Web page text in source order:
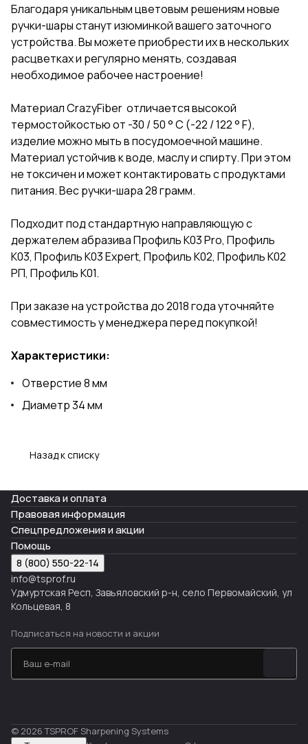
Благодаря уникальным цветовым решениям новые
ручки-шары станут изюминкой вашего заточного
устройства. Вы можете приобрести их в нескольких
расцветках и регулярно менять, создавая
необходимое рабочее настроение!
Материал CrazyFiber отличается высокой
термостойкостью от -30 / 50 ° C (-22 / 122 ° F),
изделие можно мыть в посудомоечной машине.
Материал устойчив к воде, маслу и спирту. При этом
не токсичен и может контактировать с продуктами
питания. Вес ручки-шара 28 грамм.
Подходит под стандартную направляющую с
держателем абразива Профиль К03 Pro, Профиль
К03, Профиль К03 Expert, Профиль К02, Профиль К02
РП, Профиль К01.
При заказе на устройства до 2018 года уточняйте
совместимость у менеджера перед покупкой!
Характеристики:
Отверстие 8 мм
Диаметр 34 мм
Назад к списку
Доставка и оплата
Правовая информация
Спецпредложения и акции
Помощь
8 (800) 550-22-14
info@tsprof.ru
Удмуртская Респ, Завьяловский р-н, село Первомайский, ул
Кольцевая, 8
Подписаться на новости и акции
© 2026 TSPROF Sharpening Systems